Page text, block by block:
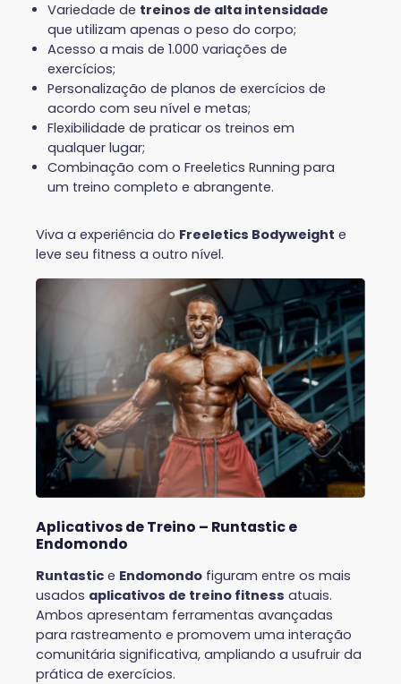
Variedade de treinos de alta intensidade
que utilizam apenas o peso do corpo;
Acesso a mais de 1.000 variações de
exercícios;
Personalização de planos de exercícios de
acordo com seu nível e metas;
Flexibilidade de praticar os treinos em
qualquer lugar;
Combinação com o Freeletics Running para
um treino completo e abrangente.
Viva a experiência do Freeletics Bodyweight e
leve seu fitness a outro nível.
Aplicativos de Treino – Runtastic e
Endomondo
Runtastic e Endomondo figuram entre os mais
usados aplicativos de treino fitness atuais.
Ambos apresentam ferramentas avançadas
para rastreamento e promovem uma interação
comunitária significativa, ampliando a usufruir da
prática de exercícios.